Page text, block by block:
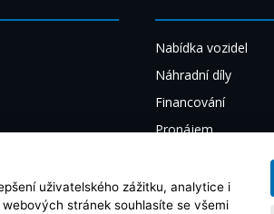
Nabídka vozidel
Náhradní díly
Financování
Pronájem
O nás
uživatelského zážitku, analytice i
stránek souhlasíte se všemi